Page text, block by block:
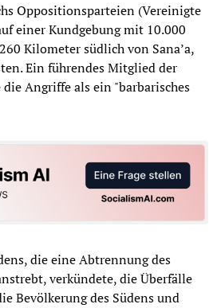
Oppositionsparteien (Vereinigte
einer Kundgebung mit 10.000
Kilometer südlich von Sana’a,
Ein führendes Mitglied der
Angriffe als ein "barbarisches
die eine Abtrennung des
verkündete, die Überfälle
Bevölkerung des Südens und